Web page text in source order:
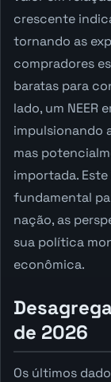
crescente
tornando as
compradores
baratas para
lado, um NEER
impulsionando
mas
importada.
fundamental
nação, as
sua política
econômica.
de 2026
Os últimos